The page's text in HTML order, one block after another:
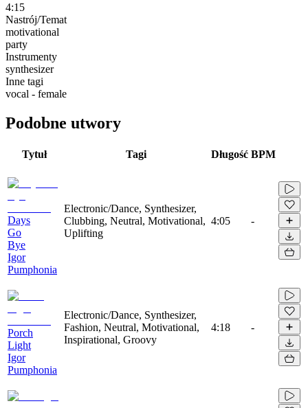
4:15
Nastrój/Temat
motivational
party
Instrumenty
synthesizer
Inne tagi
vocal - female
Podobne utwory
Tytuł Tagi Długość BPM
Days
Go
Bye
Igor
Pumphonia
Electronic/Dance, Synthesizer,
Clubbing, Neutral, Motivational,
Uplifting
4:05 -
Porch
Light
Igor
Pumphonia
Electronic/Dance, Synthesizer,
Fashion, Neutral, Motivational,
Inspirational, Groovy
4:18 -